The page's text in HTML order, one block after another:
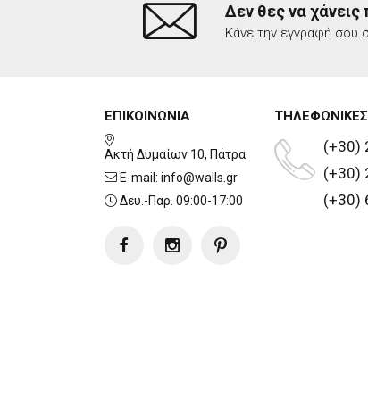
Δεν θες να
Κάνε την εγγραφή σου
ΕΠΙΚΟΙΝΩΝΙΑ
Ακτή Δυμαίων 10, Πάτρα
E-mail: info@walls.gr
Δευ.-Παρ. 09:00-17:00
(+30)
(+30)
(+30)